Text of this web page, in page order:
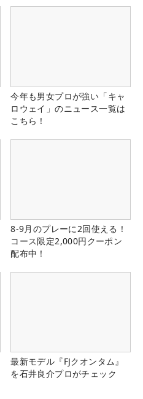
今年も男女プロが強い「キャ
ロウェイ」のニュース一覧は
こちら！
8-9月のプレーに2回使える！
コース限定2,000円クーポン
配布中！
最新モデル『FJクオンタム』
を石井良介プロがチェック